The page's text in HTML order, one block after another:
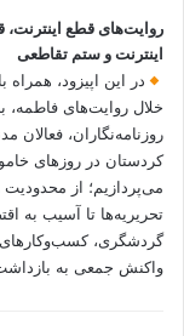
روایت‌های قطع
اینترنت و ستم تقاطعی
در این اپیزود، همراه
خلال روایت‌های فاطمه،
روزنامه‌نگاران، فعالان
کردستان در روزهای
می‌پردازیم؛ از
تحریریه‌ها تا آسیب به
گردشگری، کسب‌وکارهای
واکنش جمعی به